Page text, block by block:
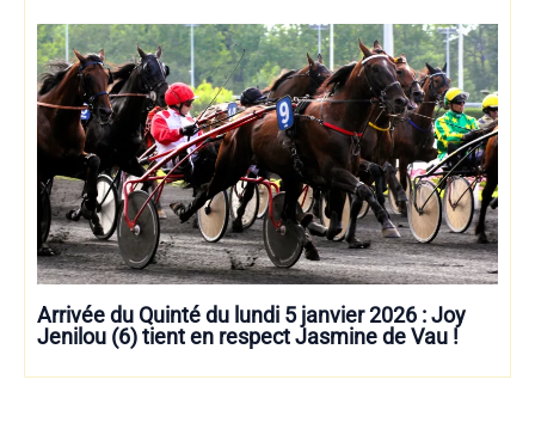
Arrivée du Quinté du lundi 5 janvier 2026 : Joy
Jenilou (6) tient en respect Jasmine de Vau !